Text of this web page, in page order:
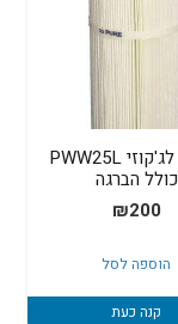
פילטר לג'קוזי PWW25L
כולל הברגה
₪200
הוספה לסל
קנה כעת